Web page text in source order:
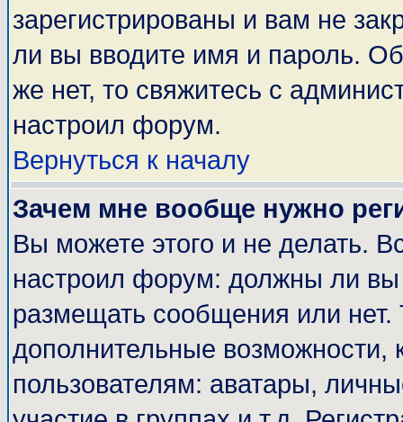
зарегистрированы и вам не
ли вы вводите имя и пароль.
же нет, то свяжитесь с
настроил форум.
Вернуться к началу
Зачем мне вообще нужно
Вы можете этого и не делать.
настроил форум: должны ли вы
размещать сообщения или
дополнительные
пользователям: аватары,